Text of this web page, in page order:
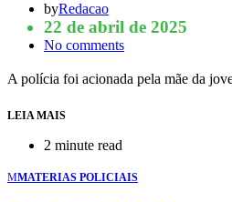
byRedacao
22 de abril de 2025
No comments
A polícia foi acionada pela mãe da
LEIA MAIS
2 minute read
MMATERIAS POLICIAIS